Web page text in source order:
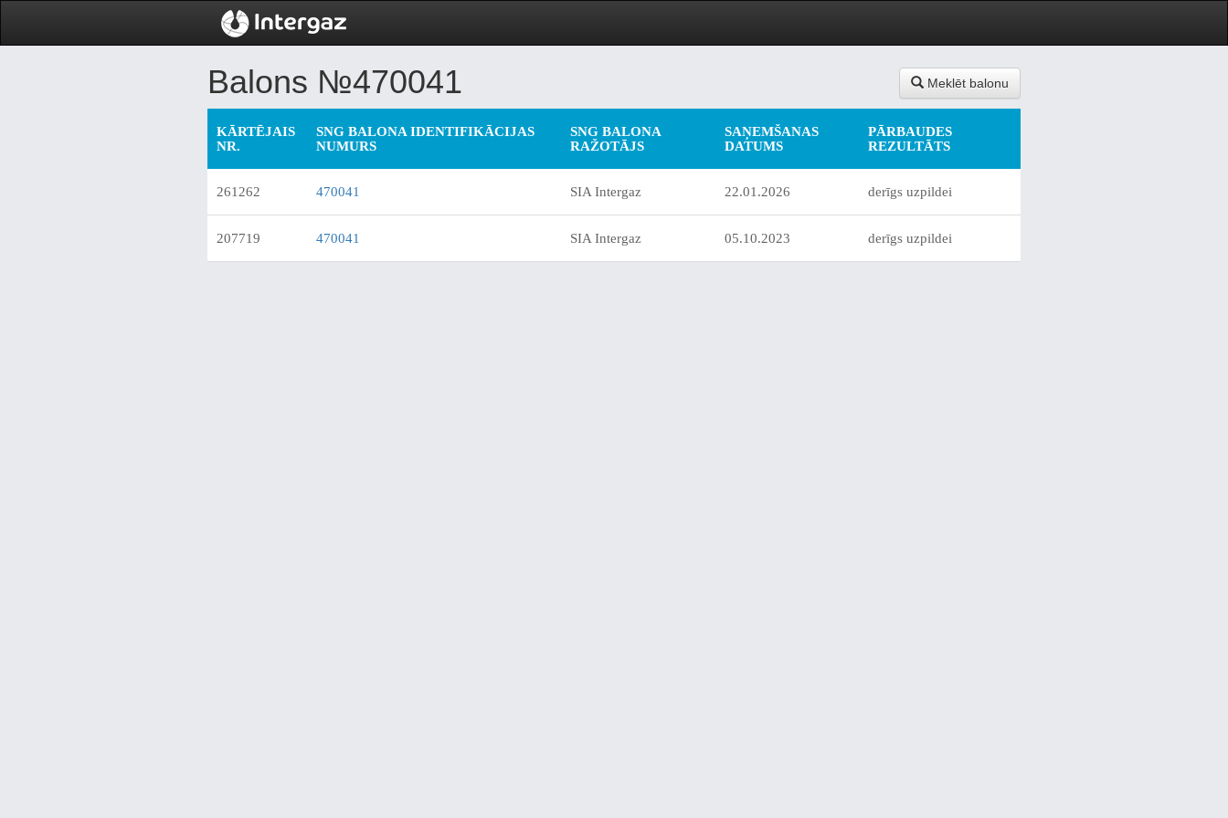
Balons №470041 Meklēt balonu
KĀRTĒJAIS
NR.
SNG BALONA IDENTIFIKĀCIJAS
NUMURS
SNG BALONA
RAŽOTĀJS
SAŅEMŠANAS
DATUMS
PĀRBAUDES
REZULTĀTS
261262 470041 SIA Intergaz 22.01.2026 derīgs uzpildei
207719 470041 SIA Intergaz 05.10.2023 derīgs uzpildei